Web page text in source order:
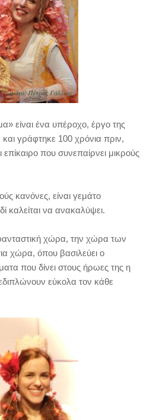
είναι ένα υπέροχο, έργο της
γράφτηκε 100 χρόνια πριν,
επίκαιρο που συνεπαίρνει μικρούς
κανόνες, είναι γεμάτο
καλείται να ανακαλύψει.
χώρα, την χώρα των
χώρα, όπου βασιλεύει ο
που δίνει στους ήρωες της η
εύκολα τον κάθε